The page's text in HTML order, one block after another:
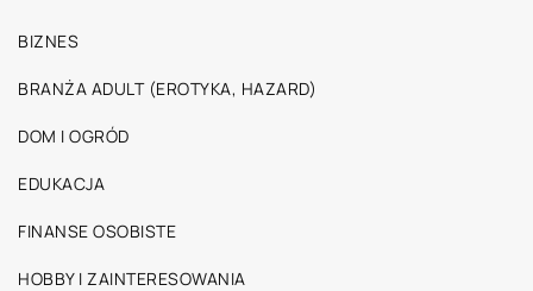
BIZNES
BRANŻA ADULT (EROTYKA, HAZARD)
DOM I OGRÓD
EDUKACJA
FINANSE OSOBISTE
HOBBY I ZAINTERESOWANIA